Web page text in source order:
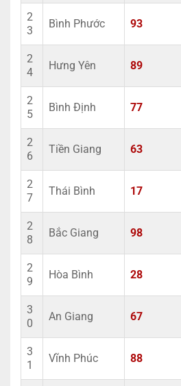
2
3
Bình Phước 93
2
4
Hưng Yên 89
2
5
Bình Định 77
2
6
Tiền Giang 63
2
7
Thái Bình 17
2
8
Bắc Giang 98
2
9
Hòa Bình 28
3
0
An Giang 67
3
1
Vĩnh Phúc 88